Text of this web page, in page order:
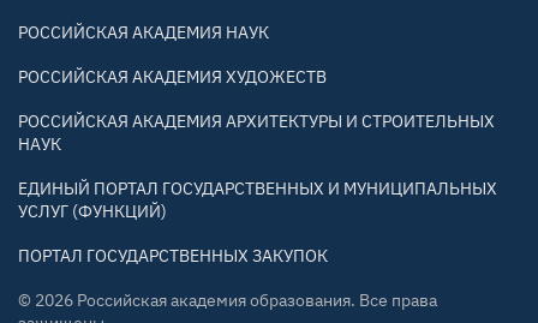
РОССИЙСКАЯ АКАДЕМИЯ НАУК
РОССИЙСКАЯ АКАДЕМИЯ ХУДОЖЕСТВ
РОССИЙСКАЯ АКАДЕМИЯ АРХИТЕКТУРЫ И СТРОИТЕЛЬНЫХ
НАУК
ЕДИНЫЙ ПОРТАЛ ГОСУДАРСТВЕННЫХ И МУНИЦИПАЛЬНЫХ
УСЛУГ (ФУНКЦИЙ)
ПОРТАЛ ГОСУДАРСТВЕННЫХ ЗАКУПОК
© 2026 Российская академия образования. Все права